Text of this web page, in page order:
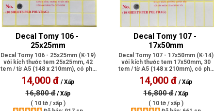
Decal Tomy 106 -
25x25mm
Decal Tomy 106 - 25x25mm (K-19)
với kích thước tem 25x25mm, 42
tem / tờ A5 (148 x 210mm), có phủ
lớp..
14,000 đ / Xấp
16,800 đ/ Xấp
( 10 tờ / xấp )
Decal Tomy 107 -
17x50mm
Decal Tomy 107 - 17x50mm (K-14)
với kích thước tem 17x50mm, 30
tem / tờ A5 (148 x 210mm), có phủ
lớp..
14,000 đ / Xấp
16,800 đ/ Xấp
( 10 tờ / xấp )